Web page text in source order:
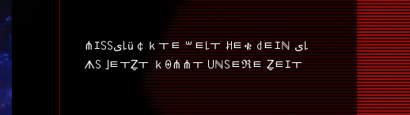
⋔ｴ꒚꒚ﻯ꒒ü￠ｋￓﾼ ꒳ﾼ꒒ￓ ꎧﾼቄ ꒯ﾼｴℕ ﻯ꒒
ᗑ꒚ ｣ﾼￓẔￓ ｋꑙ⋔⋔ￓ ꒤ℕ꒚ﾼℜﾼ Ẕﾼｴￓ